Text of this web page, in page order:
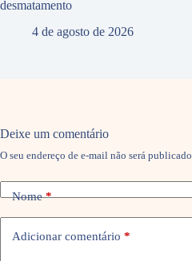
desmatamento
4 de agosto de 2026
Deixe um comentário
O seu endereço de e-mail não será publicado.
Nome*
Adicionar comentário *